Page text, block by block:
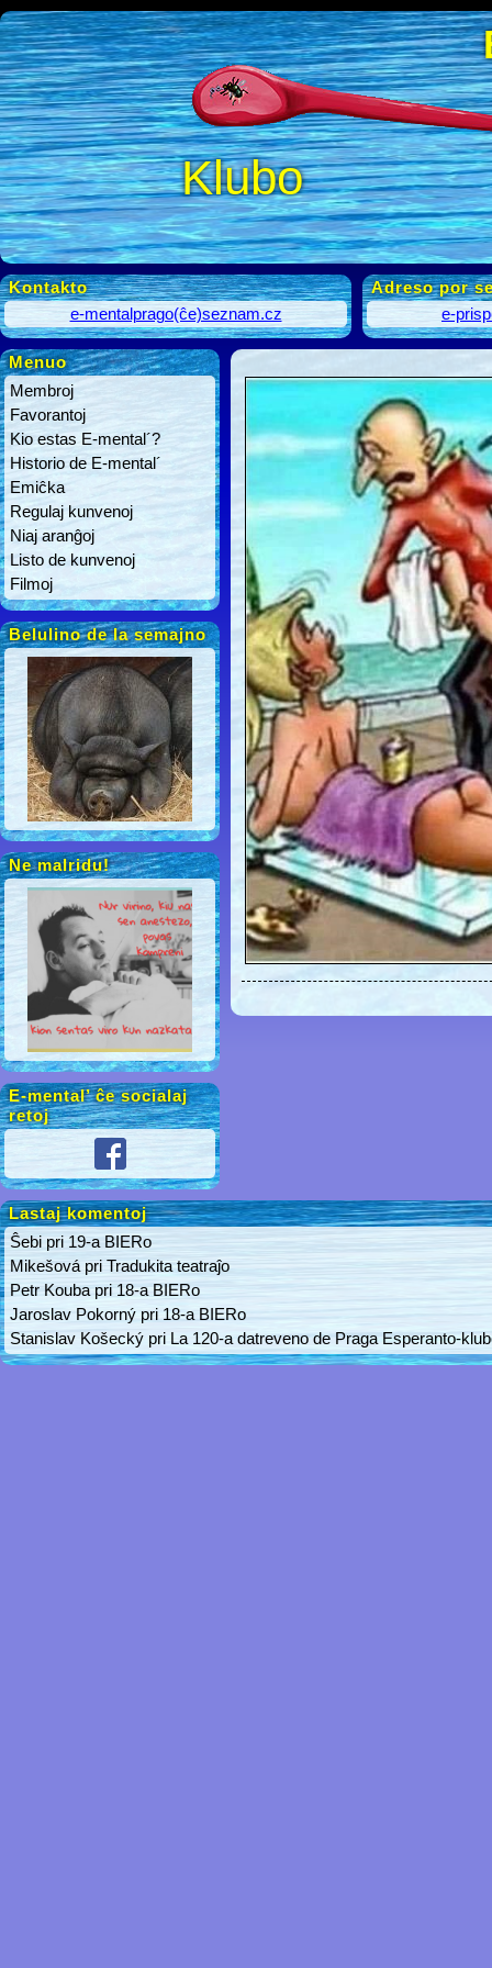
Klubo
Kontakto
e-mentalprago(ĉe)seznam.cz
Adreso por
e-
Menuo
Membroj
Favorantoj
Kio estas E-mental´?
Historio de E-mental´
Emiĉka
Regulaj kunvenoj
Niaj aranĝoj
Listo de kunvenoj
Filmoj
Belulino de la semajno
Ne malridu!
E-mental’ ĉe socialaj
retoj
Lastaj komentoj
Ŝebi pri 19-a BIERo
Mikešová pri Tradukita teatraĵo
Petr Kouba pri 18-a BIERo
Jaroslav Pokorný pri 18-a BIERo
Stanislav Košecký pri La 120-a datreveno de Praga Esperanto-